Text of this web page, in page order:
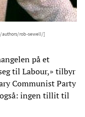
authors/rob-sewell/]
på et
til Labour,» tilbyr
Communist Party
også: ingen tillit til